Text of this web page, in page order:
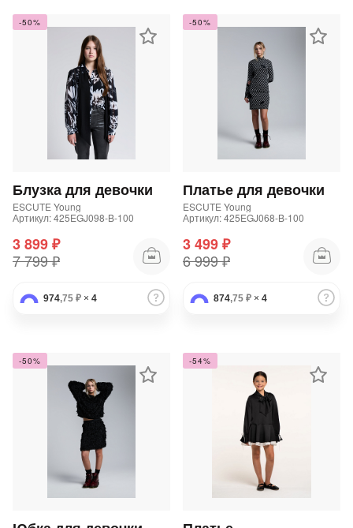
-50%
Блузка для девочки
ESCUTE Young
Артикул: 425EGJ098-B-100
3 899 ₽
7 799 ₽
974,75 ₽ × 4
-50%
Платье для девочки
ESCUTE Young
Артикул: 425EGJ068-B-100
3 499 ₽
6 999 ₽
874,75 ₽ × 4
-50% -54%
раз в 2 недели